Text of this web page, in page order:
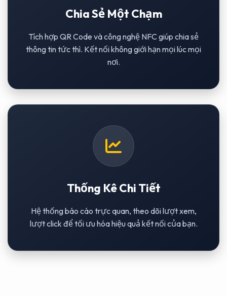
Chia Sẻ Một Chạm
Tích hợp QR Code và công nghệ NFC giúp chia sẻ
thông tin tức thì. Kết nối không giới hạn mọi lúc mọi
nơi.
Thống Kê Chi Tiết
Hệ thống báo cáo trực quan, theo dõi lượt xem,
lượt click để tối ưu hóa hiệu quả kết nối của bạn.